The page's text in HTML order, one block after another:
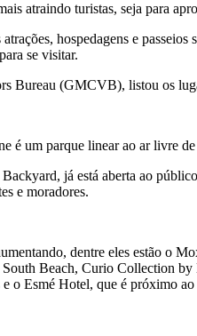
atraindo turistas, seja para
hospedagens e
se visitar.
(GMCVB), listou os
é um parque linear ao ar livre
já está aberta ao
e moradores.
dentre eles estão
Beach, Curio Collection
o Esmé Hotel, que é próximo